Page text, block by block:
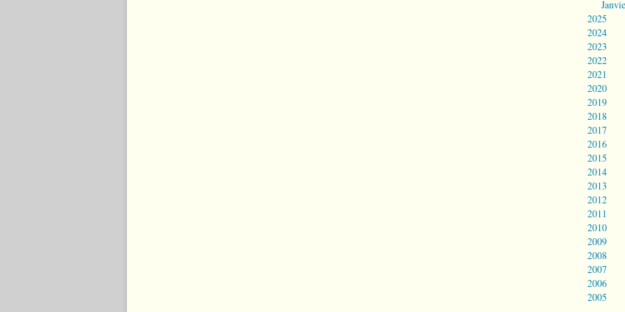
2025
2024
2023
2022
2021
2020
2019
2018
2017
2016
2015
2014
2013
2012
2011
2010
2009
2008
2007
2006
2005